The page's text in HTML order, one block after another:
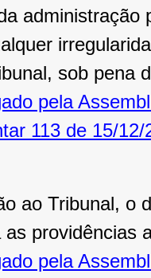
sob pena
pela
113 de 15/12/
ao Tribunal, o
providências
pela